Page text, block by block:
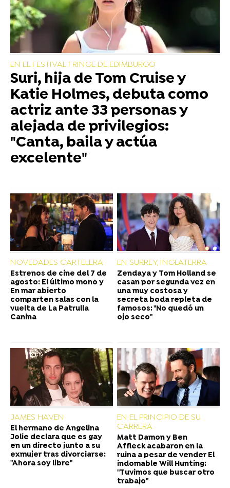
EN EL FESTIVAL FRINGE DE EDIMBURGO
Suri, hija de Tom Cruise y
Katie Holmes, debuta como
actriz ante 33 personas y
alejada de privilegios:
"Canta, baila y actúa
excelente"
NOVEDADES CARTELERA
Estrenos de cine del 7 de
agosto: El último mono y
En mar abierto
comparten salas con la
vuelta de La Patrulla
Canina
EN SURREY, INGLATERRA
Zendaya y Tom Holland se
casan por segunda vez en
una muy costosa y
secreta boda repleta de
famosos: "No quedó un
ojo seco"
JAMES HAVEN
El hermano de Angelina
Jolie declara que es gay
en un directo junto a su
exmujer tras divorciarse:
"Ahora soy libre"
EN EL PRINCIPIO DE SU
CARRERA
Matt Damon y Ben
Affleck acabaron en la
ruina a pesar de vender El
indomable Will Hunting:
"Tuvimos que buscar otro
trabajo"